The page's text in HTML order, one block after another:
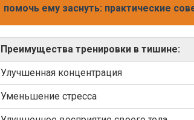
помочь ему заснуть: практические
Преимущества тренировки в тишине:
Улучшенная концентрация
Уменьшение стресса